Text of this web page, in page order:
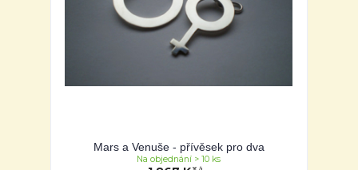
Mars a Venuše - přívěsek pro dva
Na objednání > 10 ks